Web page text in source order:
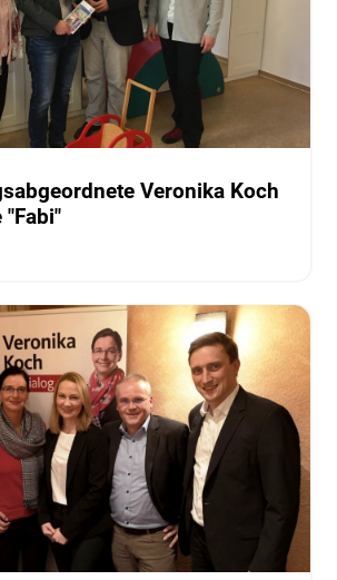
Veronika Koch
"Fabi"